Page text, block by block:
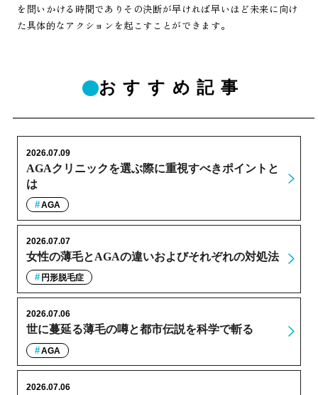
を問いかける時間でありその決断が早ければ早いほど未来に向け
た具体的なアクションを起こすことができます。
おすすめ記事
AGAクリニックを選ぶ際に重視すべきポイントと
は
2026.07.09
AGA
女性の薄毛とAGAの違いおよびそれぞれの対処法
2026.07.07
円形脱毛症
世に蔓延る薄毛の噂と都市伝説を科学で斬る
2026.07.06
AGA
2026.07.06